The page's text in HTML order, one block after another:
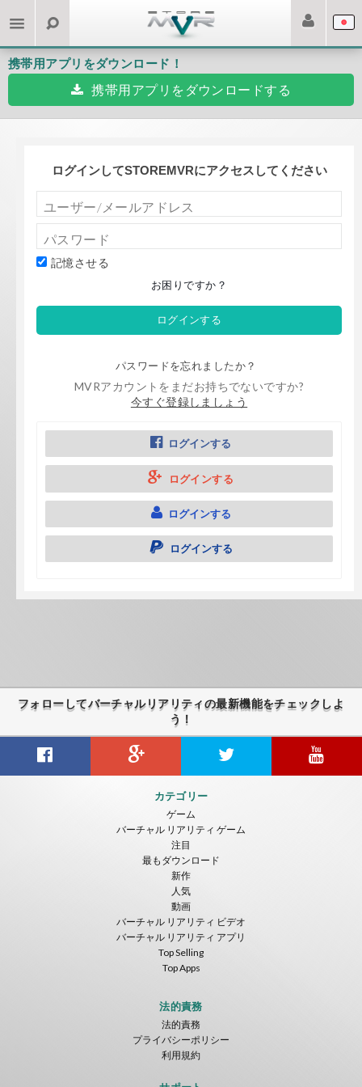
携帯用アプリをダウンロード！
携帯用アプリをダウンロードする
ログインしてSTOREMVRにアクセスしてください
記憶させる
お困りですか？
パスワードを忘れましたか？
MVRアカウントをまだお持ちでないですか?
今すぐ登録しましょう
ログインする
ログインする
ログインする
ログインする
フォローしてバーチャルリアリティの最新機能をチェックしよ
う！
カテゴリー
ゲーム
バーチャル リアリティ ゲーム
注目
最もダウンロード
新作
人気
動画
バーチャル リアリティ ビデオ
バーチャル リアリティ アプリ
Top Selling
Top Apps
法的責務
法的責務
プライバシーポリシー
利用規約